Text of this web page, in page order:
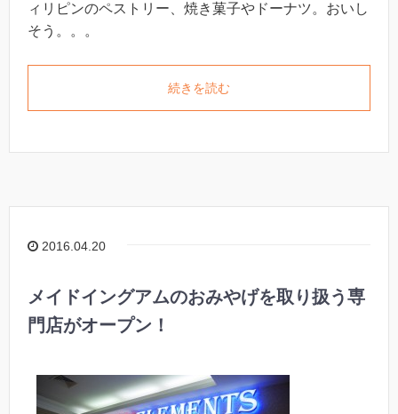
ィリピンのペストリー、焼き菓子やドーナツ。おいし
そう。。。
続きを読む
2016.04.20
メイドイングアムのおみやげを取り扱う専
門店がオープン！